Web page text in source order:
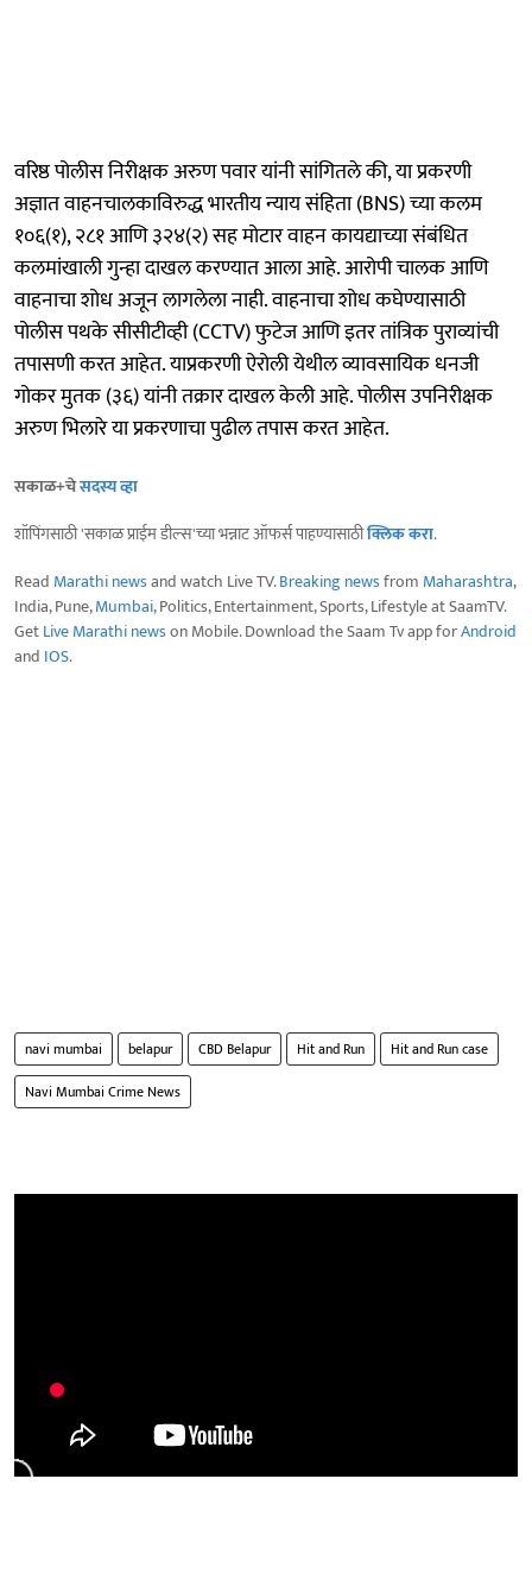
वरिष्ठ पोलीस निरीक्षक अरुण पवार यांनी सांगितले की, या प्रकरणी
अज्ञात वाहनचालकाविरुद्ध भारतीय न्याय संहिता (BNS) च्या कलम
१०६(१), २८१ आणि ३२४(२) सह मोटार वाहन कायद्याच्या संबंधित
कलमांखाली गुन्हा दाखल करण्यात आला आहे. आरोपी चालक आणि
वाहनाचा शोध अजून लागलेला नाही. वाहनाचा शोध कघेण्यासाठी
पोलीस पथके सीसीटीव्ही (CCTV) फुटेज आणि इतर तांत्रिक पुराव्यांची
तपासणी करत आहेत. याप्रकरणी ऐरोली येथील व्यावसायिक धनजी
गोकर मुतक (३६) यांनी तक्रार दाखल केली आहे. पोलीस उपनिरीक्षक
अरुण भिलारे या प्रकरणाचा पुढील तपास करत आहेत.
सकाळ+चेसदस्य व्हा
शॉपिंगसाठी 'सकाळ प्राईम डील्स'च्या भन्नाट ऑफर्स पाहण्यासाठीक्लिक करा.
Read Marathi newsand watch Live TV.Breaking newsfrom Maharashtra,
India, Pune,Mumbai, Politics, Entertainment, Sports, Lifestyle at SaamTV.
GetLive Marathi newson Mobile. Download the Saam Tv app forAndroid
and IOS.
navi mumbai belapur CBD Belapur Hit and Run
Hit and Run case
Navi Mumbai Crime News